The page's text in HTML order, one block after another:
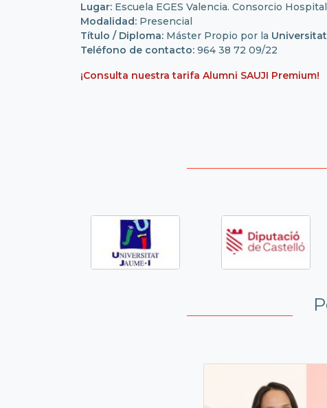
Lugar: Escuela EGES Valencia. Consorcio
Modalidad: Presencial
Título / Diploma: Máster Propio por la
Teléfono de contacto: 964 38 72 09/22
¡Consulta nuestra tarifa Alumni SAUJI Premium!